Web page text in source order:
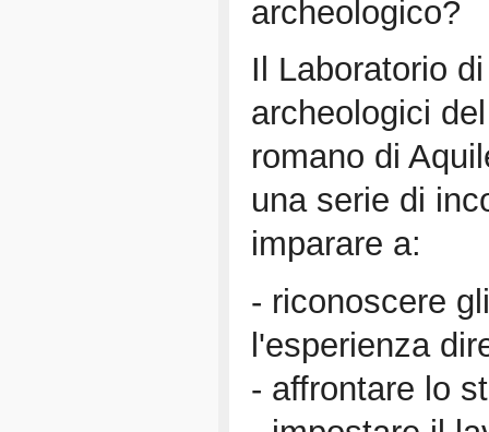
archeologico?
Il Laboratorio
archeologici
romano di
una serie di
imparare a:
- riconoscere
l'esperienza
- affrontare lo